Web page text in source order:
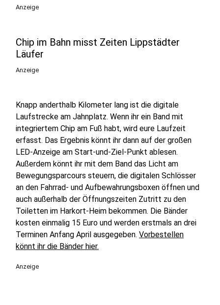
Anzeige
Chip im Bahn misst Zeiten Lippstädter
Läufer
Anzeige
Knapp anderthalb Kilometer lang ist die digitale
Laufstrecke am Jahnplatz. Wenn ihr ein Band mit
integriertem Chip am Fuß habt, wird eure Laufzeit
erfasst. Das Ergebnis könnt ihr dann auf der großen
LED-Anzeige am Start-und-Ziel-Punkt ablesen.
Außerdem könnt ihr mit dem Band das Licht am
Bewegungsparcours steuern, die digitalen Schlösser
an den Fahrrad- und Aufbewahrungsboxen öffnen und
auch außerhalb der Öffnungszeiten Zutritt zu den
Toiletten im Harkort-Heim bekommen. Die Bänder
kosten einmalig 15 Euro und werden erstmals an drei
Terminen Anfang April ausgegeben. Vorbestellen
könnt ihr die Bänder hier.
Anzeige